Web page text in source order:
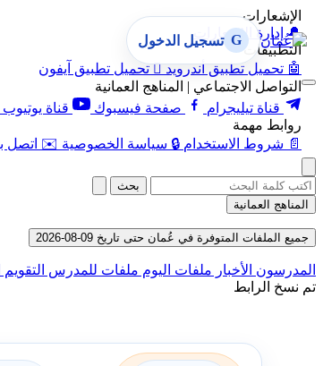
الإشعارات
🔔 إدارة الإشعارات
التطبيقات
🤖 تحميل تطبيق أندرويد  تحميل تطبيق آيفون
التواصل الاجتماعي | المناهج العمانية
قناة تيليجرام
صفحة فيسبوك قناة يوتيوب
روابط مهمة
📄 شروط الاستخدام 🔒 سياسة الخصوصية ✉️ اتصل
G تسجيل الدخول
بحث
المناهج العمانية
جميع الملفات المتوفرة في عُمان حتى تاريخ 09-08-2026
المدرسون الأخبار ملفات اليوم ملفات للمدرس
تم نسخ الرابط